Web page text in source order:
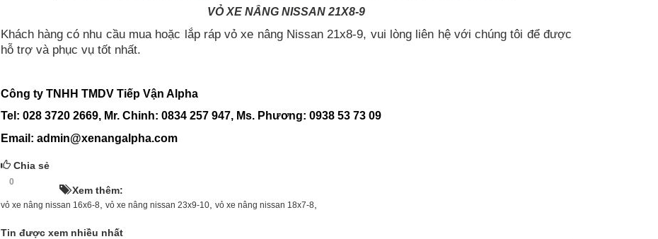
VỎ XE NÂNG NISSAN 21X8-9
Khách hàng có nhu cầu mua hoặc lắp ráp vỏ xe nâng Nissan 21x8-9, vui lòng liên hệ với chúng tôi để được
hỗ trợ và phục vụ tốt nhất.
Công ty TNHH TMDV Tiếp Vận Alpha
Tel: 028 3720 2669, Mr. Chinh: 0834 257 947, Ms. Phương: 0938 53 73 09
Email: admin@xenangalpha.com
Chia sẻ
0
Xem thêm:
vỏ xe nâng nissan 16x6-8, vỏ xe nâng nissan 23x9-10, vỏ xe nâng nissan 18x7-8,
Tin được xem nhiều nhất